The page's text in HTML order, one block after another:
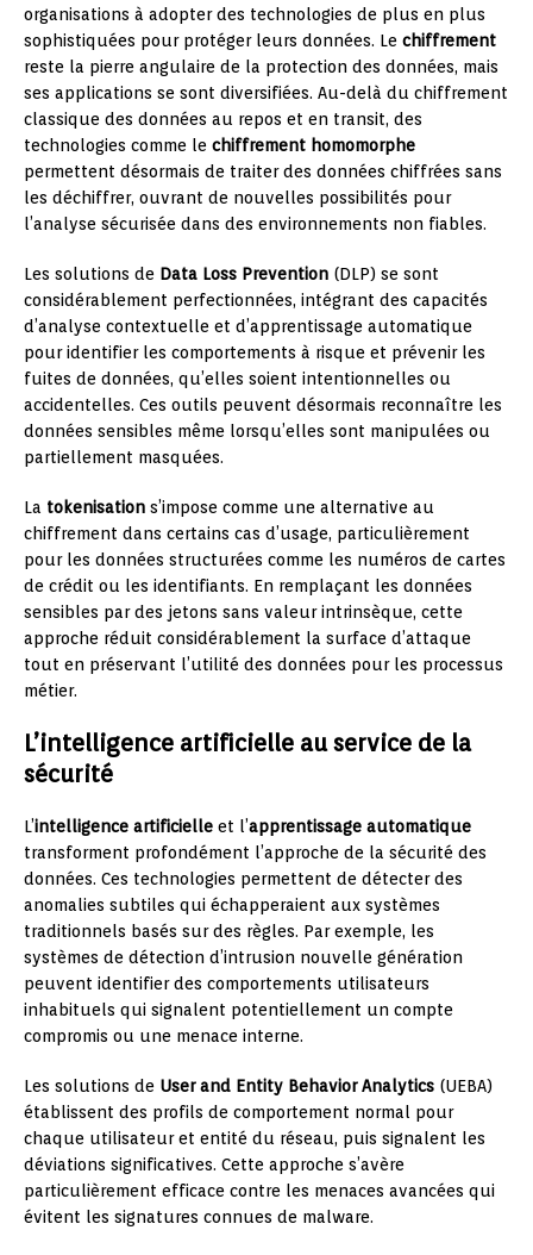
organisations à adopter des technologies de plus en plus
sophistiquées pour protéger leurs données. Le chiffrement
reste la pierre angulaire de la protection des données, mais
ses applications se sont diversifiées. Au-delà du chiffrement
classique des données au repos et en transit, des
technologies comme le chiffrement homomorphe
permettent désormais de traiter des données chiffrées sans
les déchiffrer, ouvrant de nouvelles possibilités pour
l’analyse sécurisée dans des environnements non fiables.
Les solutions de Data Loss Prevention (DLP) se sont
considérablement perfectionnées, intégrant des capacités
d’analyse contextuelle et d’apprentissage automatique
pour identifier les comportements à risque et prévenir les
fuites de données, qu’elles soient intentionnelles ou
accidentelles. Ces outils peuvent désormais reconnaître les
données sensibles même lorsqu’elles sont manipulées ou
partiellement masquées.
La tokenisation s’impose comme une alternative au
chiffrement dans certains cas d’usage, particulièrement
pour les données structurées comme les numéros de cartes
de crédit ou les identifiants. En remplaçant les données
sensibles par des jetons sans valeur intrinsèque, cette
approche réduit considérablement la surface d’attaque
tout en préservant l’utilité des données pour les processus
métier.
L’intelligence artificielle au service de la
sécurité
L’intelligence artificielle et l’apprentissage automatique
transforment profondément l’approche de la sécurité des
données. Ces technologies permettent de détecter des
anomalies subtiles qui échapperaient aux systèmes
traditionnels basés sur des règles. Par exemple, les
systèmes de détection d’intrusion nouvelle génération
peuvent identifier des comportements utilisateurs
inhabituels qui signalent potentiellement un compte
compromis ou une menace interne.
Les solutions de User and Entity Behavior Analytics (UEBA)
établissent des profils de comportement normal pour
chaque utilisateur et entité du réseau, puis signalent les
déviations significatives. Cette approche s’avère
particulièrement efficace contre les menaces avancées qui
évitent les signatures connues de malware.